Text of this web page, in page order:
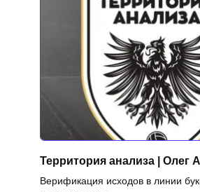
Территория анализа | Олег
Верификация исходов в линии